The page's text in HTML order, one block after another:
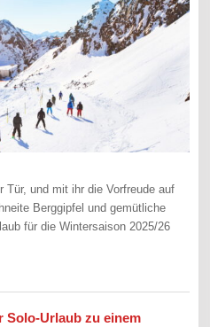
und mit ihr die Vorfreude auf
Berggipfel und gemütliche
für die Wintersaison 2025/26
Solo-Urlaub zu einem